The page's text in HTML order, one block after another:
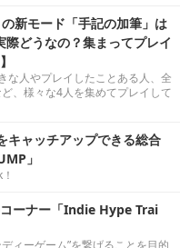
新モード「手記の加筆」は
どうなの？集まってプレイ
な人やプレイしたことある人、全
、様々な4人を集めてプレイして
キャッチアップできる総合
」
ーナー「Indie Hype Trai
ィーゲーム”を繋げることを目的